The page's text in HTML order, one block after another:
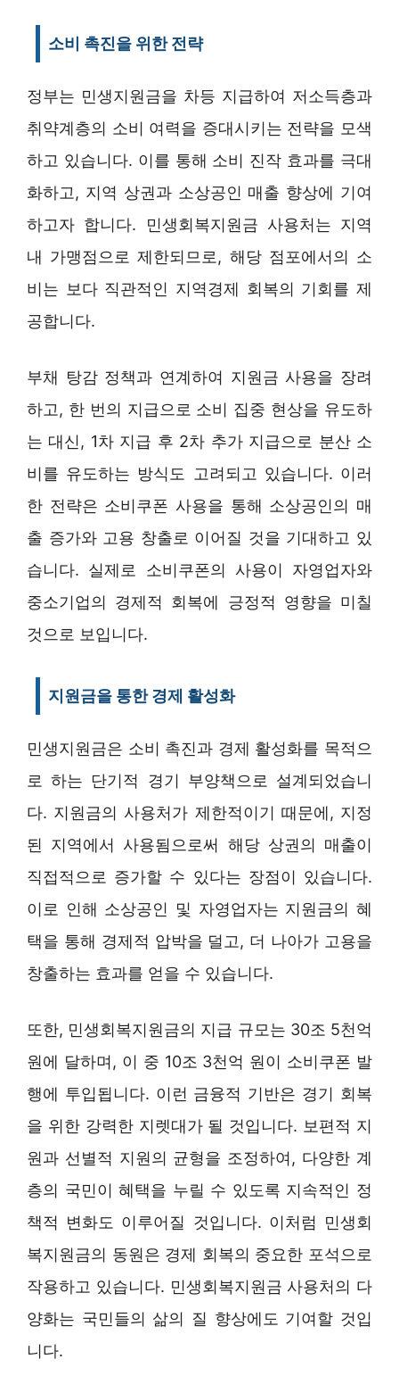
소비 촉진을 위한 전략
정부는 민생지원금을 차등 지급하여 저소득층과
취약계층의 소비 여력을 증대시키는 전략을 모색
하고 있습니다. 이를 통해 소비 진작 효과를 극대
화하고, 지역 상권과 소상공인 매출 향상에 기여
하고자 합니다. 민생회복지원금 사용처는 지역
내 가맹점으로 제한되므로, 해당 점포에서의 소
비는 보다 직관적인 지역경제 회복의 기회를 제
공합니다.
부채 탕감 정책과 연계하여 지원금 사용을 장려
하고, 한 번의 지급으로 소비 집중 현상을 유도하
는 대신, 1차 지급 후 2차 추가 지급으로 분산 소
비를 유도하는 방식도 고려되고 있습니다. 이러
한 전략은 소비쿠폰 사용을 통해 소상공인의 매
출 증가와 고용 창출로 이어질 것을 기대하고 있
습니다. 실제로 소비쿠폰의 사용이 자영업자와
중소기업의 경제적 회복에 긍정적 영향을 미칠
것으로 보입니다.
지원금을 통한 경제 활성화
민생지원금은 소비 촉진과 경제 활성화를 목적으
로 하는 단기적 경기 부양책으로 설계되었습니
다. 지원금의 사용처가 제한적이기 때문에, 지정
된 지역에서 사용됨으로써 해당 상권의 매출이
직접적으로 증가할 수 있다는 장점이 있습니다.
이로 인해 소상공인 및 자영업자는 지원금의 혜
택을 통해 경제적 압박을 덜고, 더 나아가 고용을
창출하는 효과를 얻을 수 있습니다.
또한, 민생회복지원금의 지급 규모는 30조 5천억
원에 달하며, 이 중 10조 3천억 원이 소비쿠폰 발
행에 투입됩니다. 이런 금융적 기반은 경기 회복
을 위한 강력한 지렛대가 될 것입니다. 보편적 지
원과 선별적 지원의 균형을 조정하여, 다양한 계
층의 국민이 혜택을 누릴 수 있도록 지속적인 정
책적 변화도 이루어질 것입니다. 이처럼 민생회
복지원금의 동원은 경제 회복의 중요한 포석으로
작용하고 있습니다. 민생회복지원금 사용처의 다
양화는 국민들의 삶의 질 향상에도 기여할 것입
니다.